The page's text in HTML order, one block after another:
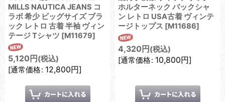
MILLS NAUTICA JEANS コ
ラボ 希少 ビッグサイズ ブラ
ック レトロ 古着 半袖 ヴィン
テージ Tシャツ [M11679]
5,120 円 (税込)
[通常価格: 12,800円]
ホルターネック バックシャ
ン レトロ USA古着 ヴィンテ
ージトップス [M11686]
4,320 円 (税込)
[通常価格: 10,800円]